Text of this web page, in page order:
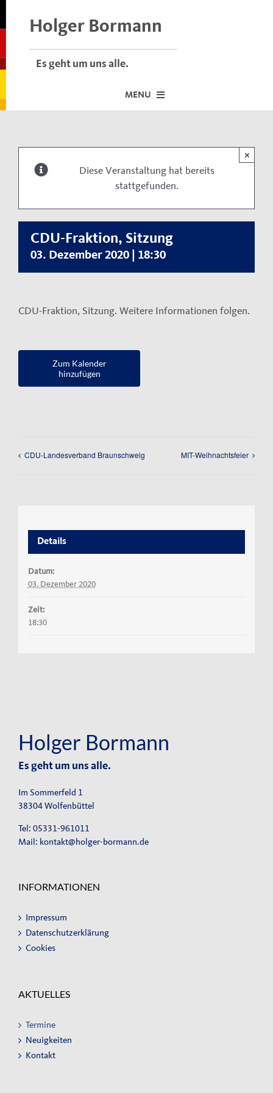
Holger Bormann
Es geht um uns alle.
MENU
Dafür stehe ich
Termine vor Ort
Neuigkeiten
Der Bormann-Bulli
Impressum
Diese Veranstaltung hat bereits
stattgefunden.
×
CDU-Fraktion, Sitzung
03. Dezember 2020 | 18:30
CDU-Fraktion, Sitzung. Weitere Informationen folgen.
Zum Kalender
hinzufügen
CDU-Landesverband Braunschweig MIT-Weihnachtsfeier
Details
Datum:
03. Dezember 2020
Zeit:
18:30
Holger Bormann
Es geht um uns alle.
Im Sommerfeld 1
38304 Wolfenbüttel
Tel: 05331-961011
Mail: kontakt@holger-bormann.de
INFORMATIONEN
Impressum
Datenschutzerklärung
Cookies
AKTUELLES
Termine
Neuigkeiten
Kontakt